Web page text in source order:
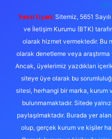
Yasal Uyarı: Sitemiz, 5651
ve İletişim Kurumu (BTK)
olarak hizmet vermektedir. Bu
olarak denetleme veya
Ancak, üyelerimiz yazdıkları
siteye üye olarak bu
sitesi, herhangi bir marka, kurum
bulunmamaktadır. Sitede
paylaşılmaktadır. Burada yer
olup, gerçek kurum ve kişiler